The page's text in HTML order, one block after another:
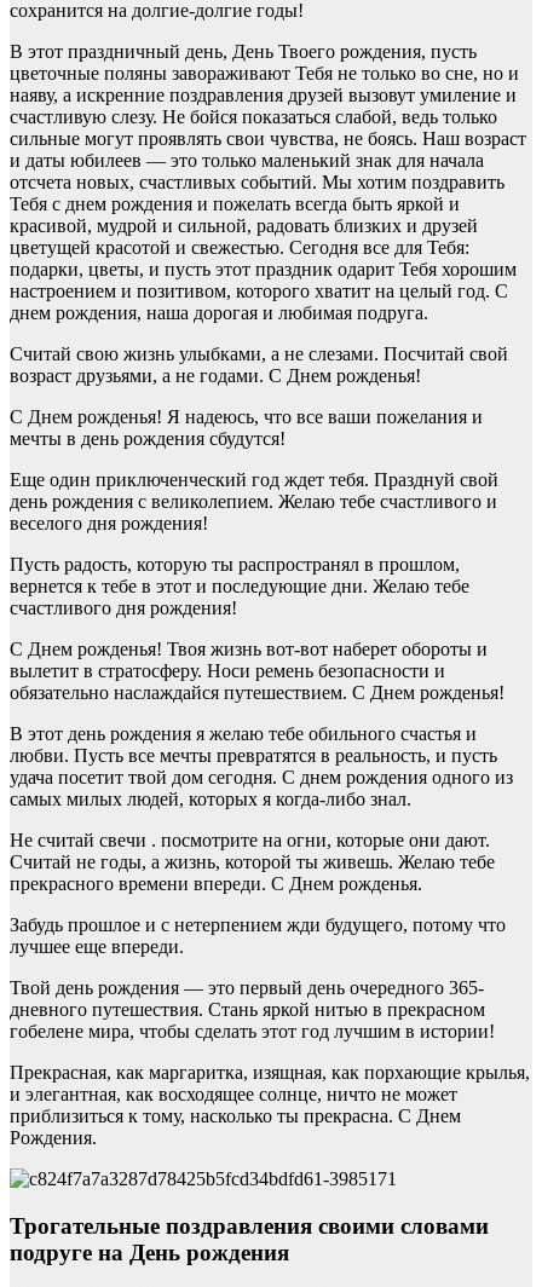
сохранится на долгие-долгие годы!
В этот праздничный день, День Твоего рождения, пусть
цветочные поляны завораживают Тебя не только во сне, но и
наяву, а искренние поздравления друзей вызовут умиление и
счастливую слезу. Не бойся показаться слабой, ведь только
сильные могут проявлять свои чувства, не боясь. Наш возраст
и даты юбилеев — это только маленький знак для начала
отсчета новых, счастливых событий. Мы хотим поздравить
Тебя с днем рождения и пожелать всегда быть яркой и
красивой, мудрой и сильной, радовать близких и друзей
цветущей красотой и свежестью. Сегодня все для Тебя:
подарки, цветы, и пусть этот праздник одарит Тебя хорошим
настроением и позитивом, которого хватит на целый год. С
днем рождения, наша дорогая и любимая подруга.
Считай свою жизнь улыбками, а не слезами. Посчитай свой
возраст друзьями, а не годами. С Днем рожденья!
С Днем рожденья! Я надеюсь, что все ваши пожелания и
мечты в день рождения сбудутся!
Еще один приключенческий год ждет тебя. Празднуй свой
день рождения с великолепием. Желаю тебе счастливого и
веселого дня рождения!
Пусть радость, которую ты распространял в прошлом,
вернется к тебе в этот и последующие дни. Желаю тебе
счастливого дня рождения!
С Днем рожденья! Твоя жизнь вот-вот наберет обороты и
вылетит в стратосферу. Носи ремень безопасности и
обязательно наслаждайся путешествием. С Днем рожденья!
В этот день рождения я желаю тебе обильного счастья и
любви. Пусть все мечты превратятся в реальность, и пусть
удача посетит твой дом сегодня. С днем рождения одного из
самых милых людей, которых я когда-либо знал.
Не считай свечи . посмотрите на огни, которые они дают.
Считай не годы, а жизнь, которой ты живешь. Желаю тебе
прекрасного времени впереди. С Днем рожденья.
Забудь прошлое и с нетерпением жди будущего, потому что
лучшее еще впереди.
Твой день рождения — это первый день очередного 365-
дневного путешествия. Стань яркой нитью в прекрасном
гобелене мира, чтобы сделать этот год лучшим в истории!
Прекрасная, как маргаритка, изящная, как порхающие крылья,
и элегантная, как восходящее солнце, ничто не может
приблизиться к тому, насколько ты прекрасна. С Днем
Рождения.
Трогательные поздравления своими словами
подруге на День рождения